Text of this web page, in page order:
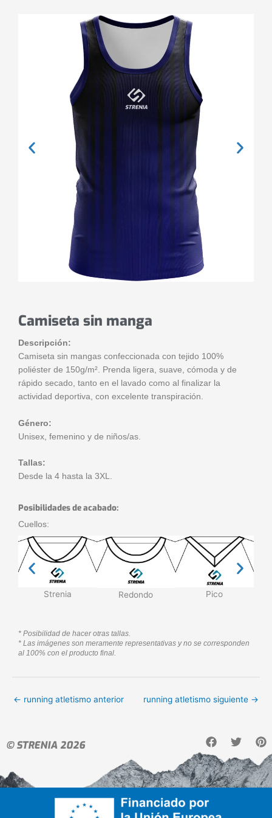
Camiseta sin manga
Descripción:
Camiseta sin mangas confeccionada con tejido 100%
poliéster de 150g/m². Prenda ligera, suave, cómoda y de
rápido secado, tanto en el lavado como al finalizar la
actividad deportiva, con excelente transpiración.
Género:
Unisex, femenino y de niños/as.
Tallas:
Desde la 4 hasta la 3XL.
Posibilidades de acabado:
Cuellos:
Strenia Redondo Pico
* Posibilidad de hacer otras tallas.
* Las imágenes son meramente representativas y no se corresponden
al 100% con el producto final.
← running atletismo anterior running atletismo siguiente →
© STRENIA 2026
F
a
c
e
b
o
k
T
w
i
t
t
e
P
i
n
t
e
r